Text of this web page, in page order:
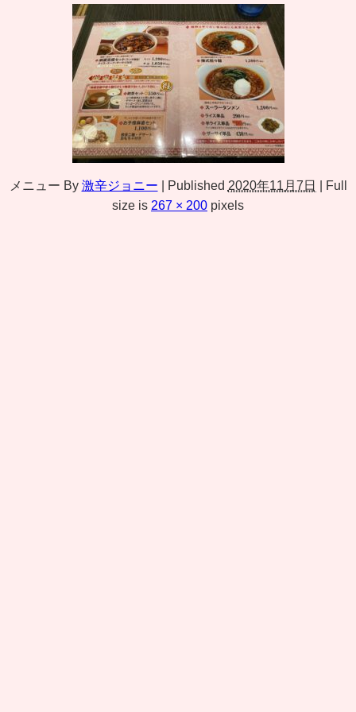
メニュー By 激辛ジョニー Published 2020年11月7日
Full
size is 267 × 200 pixels